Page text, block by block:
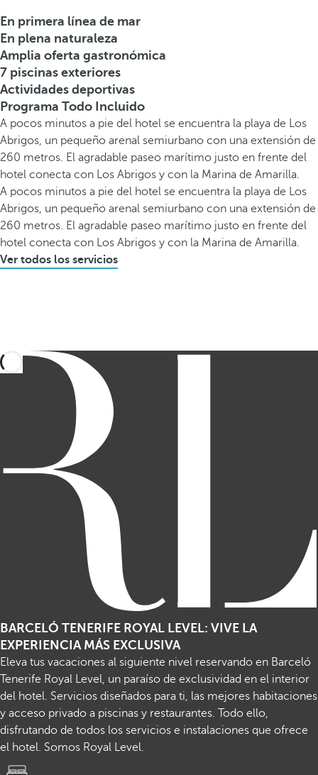
En primera línea de mar
En plena naturaleza
Amplia oferta gastronómica
7 piscinas exteriores
Actividades deportivas
Programa Todo Incluido
A pocos minutos a pie del hotel se encuentra la playa de Los
Abrigos, un pequeño arenal semiurbano con una extensión de
260 metros. El agradable paseo marítimo justo en frente del
hotel conecta con Los Abrigos y con la Marina de Amarilla.
A pocos minutos a pie del hotel se encuentra la playa de Los
Abrigos, un pequeño arenal semiurbano con una extensión de
260 metros. El agradable paseo marítimo justo en frente del
hotel conecta con Los Abrigos y con la Marina de Amarilla.
Ver todos los servicios
BARCELÓ TENERIFE ROYAL LEVEL: VIVE LA
EXPERIENCIA MÁS EXCLUSIVA
Eleva tus vacaciones al siguiente nivel reservando en Barceló
Tenerife Royal Level, un paraíso de exclusividad en el interior
del hotel. Servicios diseñados para ti, las mejores habitaciones
y acceso privado a piscinas y restaurantes. Todo ello,
disfrutando de todos los servicios e instalaciones que ofrece
el hotel. Somos Royal Level.